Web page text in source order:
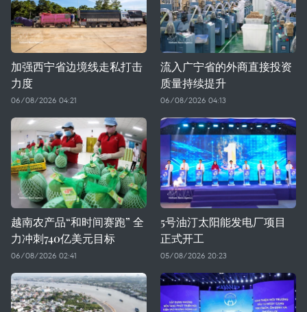
加强西宁省边境线走私打击
力度
06/08/2026 04:21
流入广宁省的外商直接投资
质量持续提升
06/08/2026 04:13
越南农产品“和时间赛跑” 全
力冲刺740亿美元目标
06/08/2026 02:41
5号油汀太阳能发电厂项目
正式开工
05/08/2026 20:23